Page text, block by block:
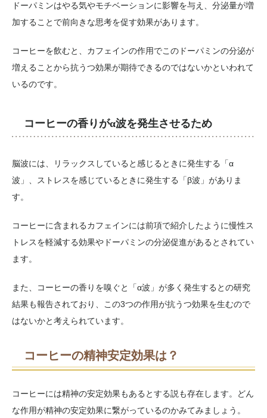
ドーパミンはやる気やモチベーションに影響を与え、分泌量が増
加することで前向きな思考を促す効果があります。
コーヒーを飲むと、カフェインの作用でこのドーパミンの分泌が
増えることから抗うつ効果が期待できるのではないかといわれて
いるのです。
コーヒーの香りがα波を発生させるため
脳波には、リラックスしていると感じるときに発生する「α
波」、ストレスを感じているときに発生する「β波」がありま
す。
コーヒーに含まれるカフェインには前項で紹介したように慢性ス
トレスを軽減する効果やドーパミンの分泌促進があるとされてい
ます。
また、コーヒーの香りを嗅ぐと「α波」が多く発生するとの研究
結果も報告されており、この3つの作用が抗うつ効果を生むので
はないかと考えられています。
コーヒーの精神安定効果は？
コーヒーには精神の安定効果もあるとする説も存在します。どん
な作用が精神の安定効果に繋がっているのかみてみましょう。